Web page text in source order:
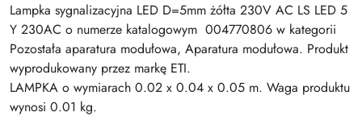
Lampka sygnalizacyjna LED D=5mm żółta 230V AC LS LED 5
Y 230AC o numerze katalogowym 004770806 w kategorii
Pozostała aparatura modułowa, Aparatura modułowa. Produkt
wyprodukowany przez markę ETI.
LAMPKA o wymiarach 0.02 x 0.04 x 0.05 m. Waga produktu
wynosi 0.01 kg.